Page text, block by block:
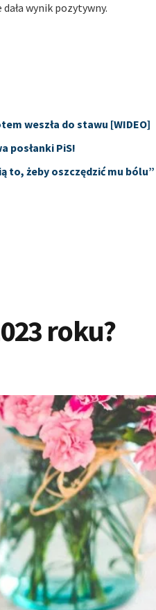
wynik pozytywny.
weszła do stawu [WIDEO]
posłanki PiS!
to, żeby oszczędzić mu bólu”
roku?